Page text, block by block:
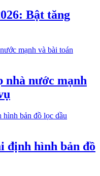
Bật tăng
nhà nước mạnh
định hình bản đồ